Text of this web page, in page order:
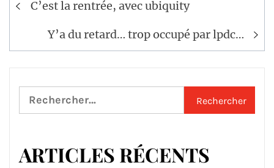
l’article
C’est la rentrée, avec ubiquity
Y’a du retard… trop occupé par lpdc…
Rechercher :
ARTICLES RÉCENTS